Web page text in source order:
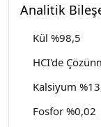
Analitik
Kül %98,5
HCI'de
Kalsiyum
Fosfor %0,02